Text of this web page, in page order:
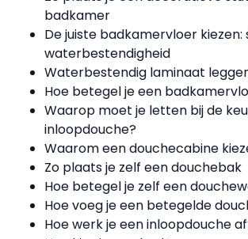
badkamer
De juiste badkamervloer
waterbestendigheid
Waterbestendig laminaat
Hoe betegel je een
Waarop moet je letten bij de
inloopdouche?
Waarom een douchecabine
Zo plaats je zelf een douchebak
Hoe betegel je zelf een
Hoe voeg je een betegelde
Hoe werk je een inloopdouche